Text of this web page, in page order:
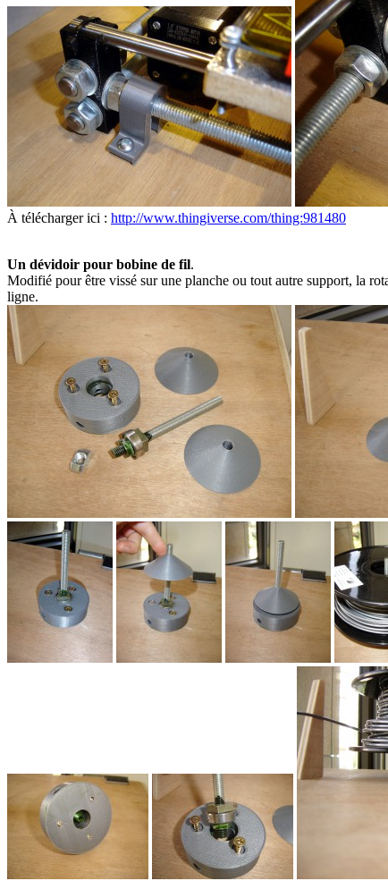
À télécharger ici : http://www.thingiverse.com/thing:981480
Un dévidoir pour bobine de fil.
Modifié pour être vissé sur une planche ou tout autre support, la
ligne.